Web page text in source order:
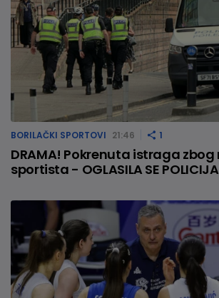
BORILAČKI SPORTOVI 21:46 1
DRAMA! Pokrenuta istraga
sportista - OGLASILA SE